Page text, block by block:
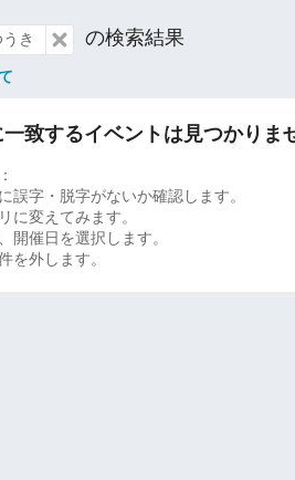
き の検索結果
致するイベントは見つかりま
誤字・脱字がないか確認します。
に変えてみます。
開催日を選択します。
を外します。